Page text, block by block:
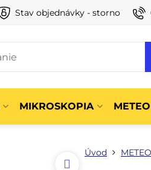
Stav objednávky - storno
MIKROSKOPIA METEO
Úvod